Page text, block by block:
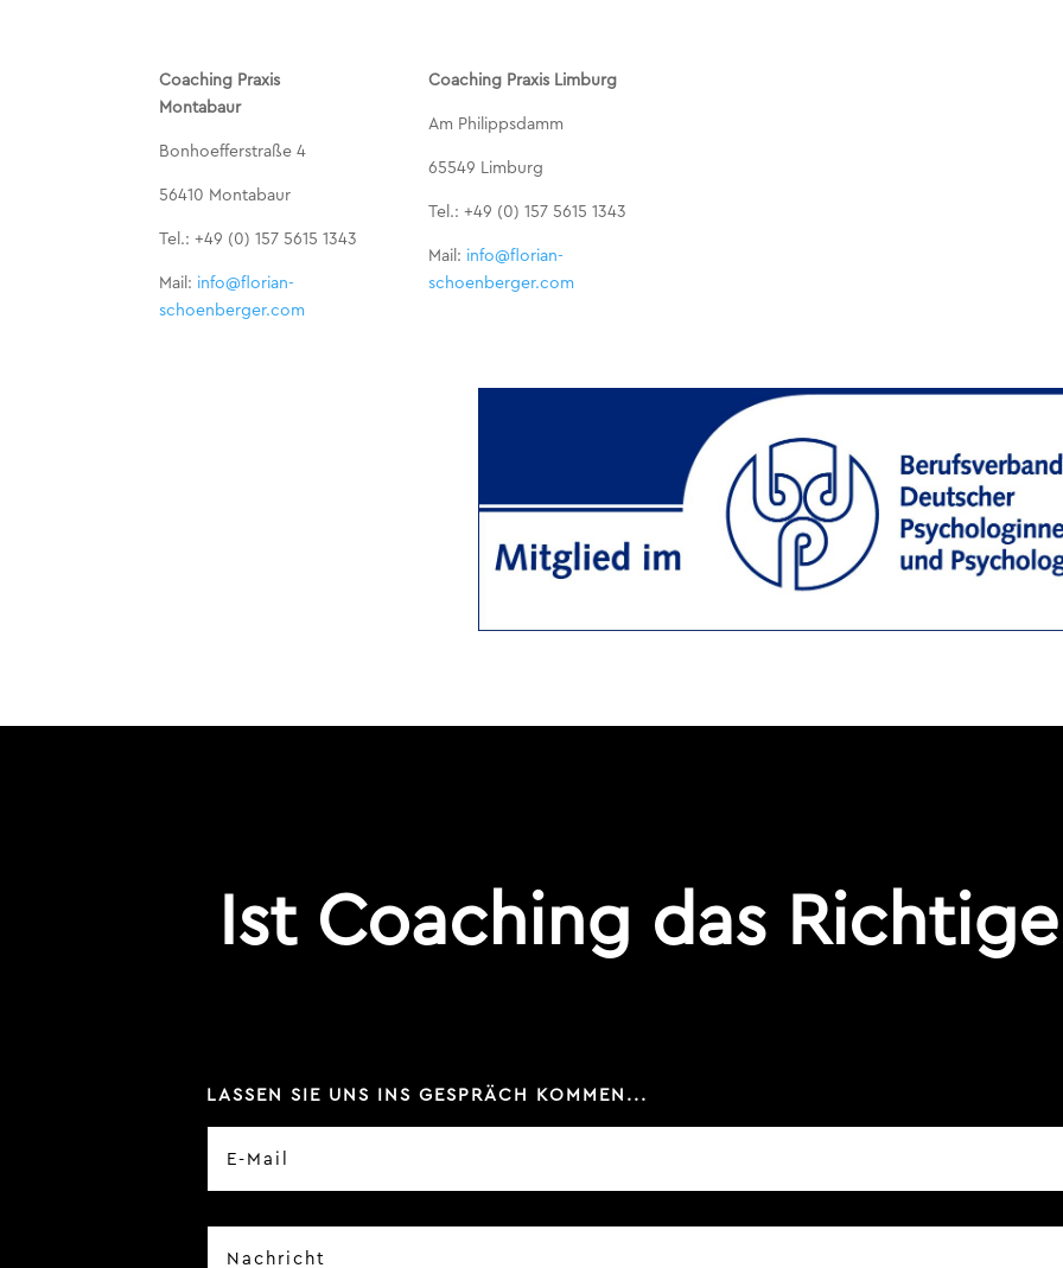
Coaching Praxis
Montabaur
Bonhoefferstraße 4
56410 Montabaur
Tel.: +49 (0) 157 5615 1343
Mail: info@florian-
schoenberger.com
Coaching Praxis Limburg
Am Philippsdamm
65549 Limburg
Tel.: +49 (0) 157 5615 1343
Mail: info@florian-
schoenberger.com
Ist Coaching das
LASSEN SIE UNS INS GESPRÄCH KOMMEN...